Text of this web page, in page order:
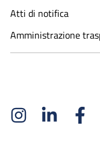
Atti di notifica
Amministrazione